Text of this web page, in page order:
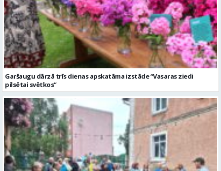
Garšaugu dārzā trīs dienas apskatāma izstāde “Vasaras ziedi
pilsētai svētkos”